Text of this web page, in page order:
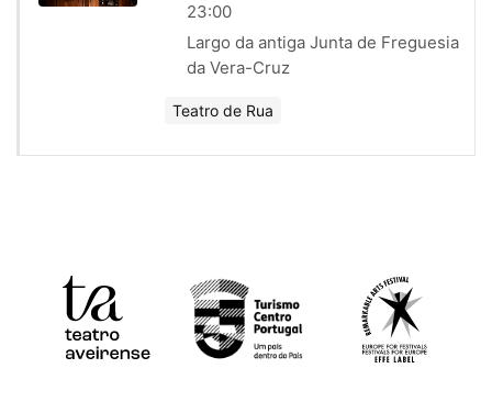
23:00
Largo da antiga Junta de Freguesia
da Vera-Cruz
Teatro de Rua